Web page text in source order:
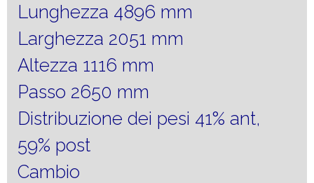
Lunghezza 4896 mm
Larghezza 2051 mm
Altezza 1116 mm
Passo 2650 mm
Distribuzione dei pesi 41% ant,
59% post
Cambio